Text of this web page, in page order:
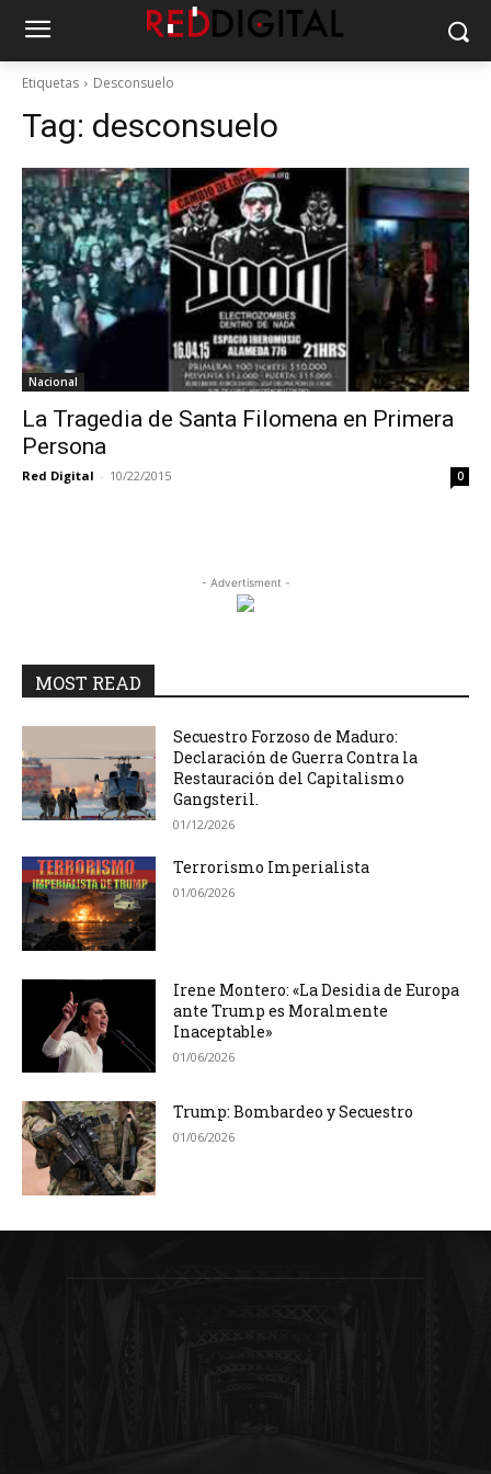
Etiquetas Desconsuelo
Tag: desconsuelo
Nacional
La Tragedia de Santa Filomena en Primera
Persona
Red Digital - 10/22/2015 0
- Advertisment -
MOST READ
Secuestro Forzoso de Maduro:
Declaración de Guerra Contra la
Restauración del Capitalismo
Gangsteril.
01/12/2026
Terrorismo Imperialista
01/06/2026
Irene Montero: «La Desidia de Europa
ante Trump es Moralmente
Inaceptable»
01/06/2026
Trump: Bombardeo y Secuestro
01/06/2026